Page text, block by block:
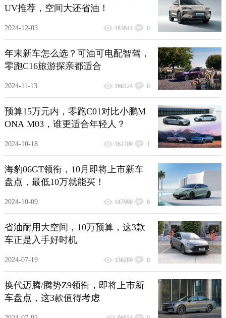
UV推荐，空间大还省油！
2024-12-03 163844 0
年末新车怎么选？可油可电配智驾，
零跑C16旅游探亲都适合
2024-11-13 166324 0
预算15万元内，零跑C01对比小鹏M
ONA M03，谁更适合年轻人？
2024-10-18 162709 1
海豹06GT领衔，10月即将上市新车
盘点，最低10万就能买！
2024-10-09 147990 0
省油耐用大空间，10万预算，这3款
车正是入手好时机
2024-07-19 136289 0
换代迈腾/腾势Z9领衔，即将上市新
车盘点，这3款值得考虑